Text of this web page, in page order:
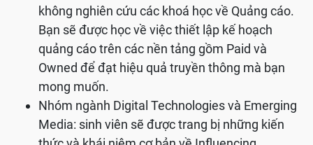
không nghiên cứu các khoá học về Quảng cáo.
Bạn sẽ được học về việc thiết lập kế hoạch
quảng cáo trên các nền tảng gồm Paid và
Owned để đạt hiệu quả truyền thông mà bạn
mong muốn.
Nhóm ngành Digital Technologies và Emerging
Media: sinh viên sẽ được trang bị những kiến